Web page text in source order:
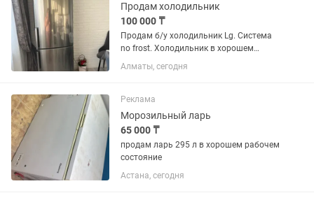
Продам холодильник
100 000 ₸
Продам б/у холодильник Lg. Система
no frost. Холодильник в хорошем
состоянии. Торг имеется
Алматы, сегодня
Реклама
Морозильный ларь
65 000 ₸
продам ларь 295 л в хорошем рабочем
состояние
Астана, сегодня